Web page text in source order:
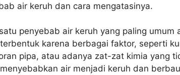
air keruh dan cara mengatasinya.
penyebab air keruh yang paling umum
karena berbagai faktor, seperti
pipa, atau adanya zat-zat kimia yang
air menjadi keruh dan